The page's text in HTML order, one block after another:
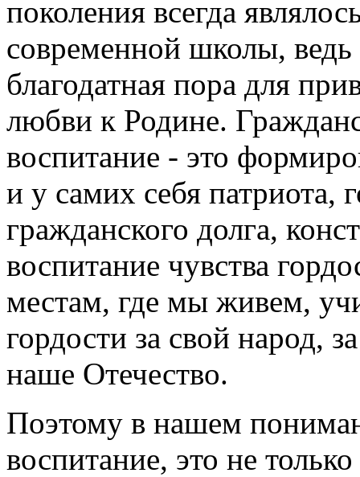
воспитание - это
и у самих себя патриота,
гражданского долга,
воспитание чувства
местам, где мы живем,
гордости за свой народ,
наше Отечество.
Поэтому в нашем
воспитание, это не
художественное,
краеведческое,
творческих детских